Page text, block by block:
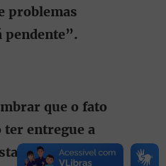
problemas
pendente”.
que o fato
ter entregue a
na malha